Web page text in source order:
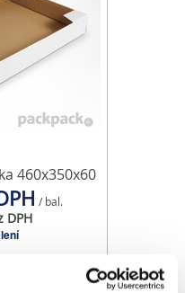
460x350x60
/ bal.
DPH